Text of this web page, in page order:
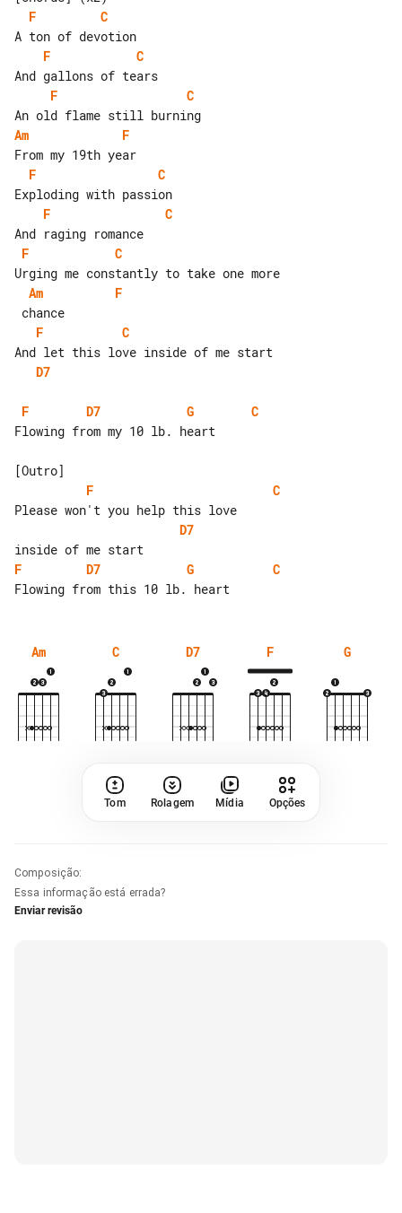
F
C
F
C
F
C
Am
F
F
C
F
C
F
C
Am
F
F
C
D7
F D7 G
C
Flowing from my 10 lb. heart
F
C
D7
F
D7 G
C
Am C D7 F G
Tom Rolagem Mídia Opções
Composição:
Essa informação está errada?
Enviar revisão